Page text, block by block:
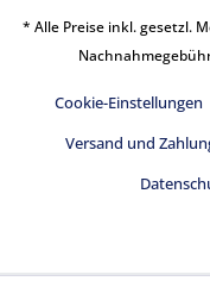
* Alle Preise inkl. gesetzl.
Cookie-Einstellungen
Versand und